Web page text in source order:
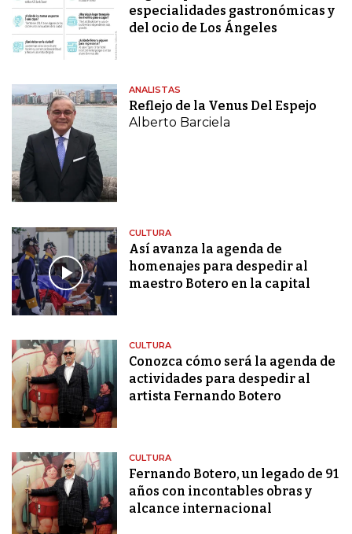
especialidades gastronómicas y
del ocio de Los Ángeles
ANALISTAS
Reflejo de la Venus Del Espejo
Alberto Barciela
CULTURA
Así avanza la agenda de
homenajes para despedir al
maestro Botero en la capital
CULTURA
Conozca cómo será la agenda de
actividades para despedir al
artista Fernando Botero
CULTURA
Fernando Botero, un legado de 91
años con incontables obras y
alcance internacional